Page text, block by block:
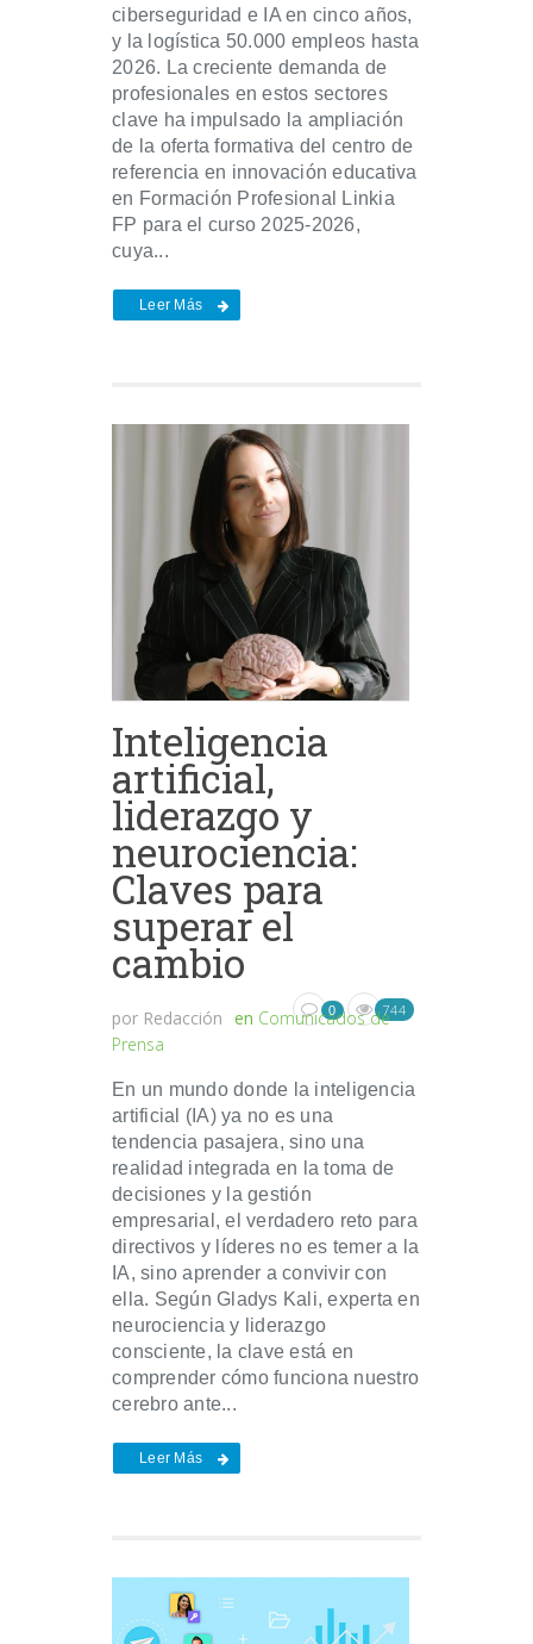
ciberseguridad e IA en cinco años,
y la logística 50.000 empleos hasta
2026. La creciente demanda de
profesionales en estos sectores
clave ha impulsado la ampliación
de la oferta formativa del centro de
referencia en innovación educativa
en Formación Profesional Linkia
FP para el curso 2025-2026,
cuya...
Leer Más
Inteligencia
artificial,
liderazgo y
neurociencia:
Claves para
superar el
cambio
por Redacción en Comunicados de
Prensa
0 744
En un mundo donde la inteligencia
artificial (IA) ya no es una
tendencia pasajera, sino una
realidad integrada en la toma de
decisiones y la gestión
empresarial, el verdadero reto para
directivos y líderes no es temer a la
IA, sino aprender a convivir con
ella. Según Gladys Kali, experta en
neurociencia y liderazgo
consciente, la clave está en
comprender cómo funciona nuestro
cerebro ante...
Leer Más